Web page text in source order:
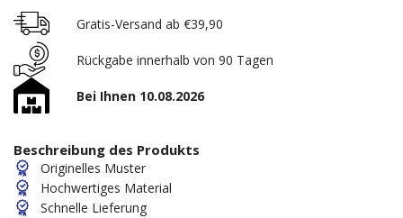
Gratis-Versand ab €39,90
Rückgabe innerhalb von 90 Tagen
Bei Ihnen 10.08.2026
Beschreibung des Produkts
Originelles Muster
Hochwertiges Material
Schnelle Lieferung